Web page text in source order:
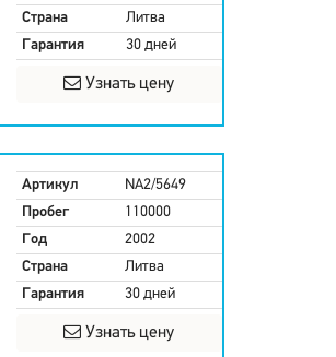
Страна
Литва
Гарантия
30 дней
Узнать цену
Артикул
NA2/5649
Пробег
110000
Год
2002
Страна
Литва
Гарантия
30 дней
Узнать цену